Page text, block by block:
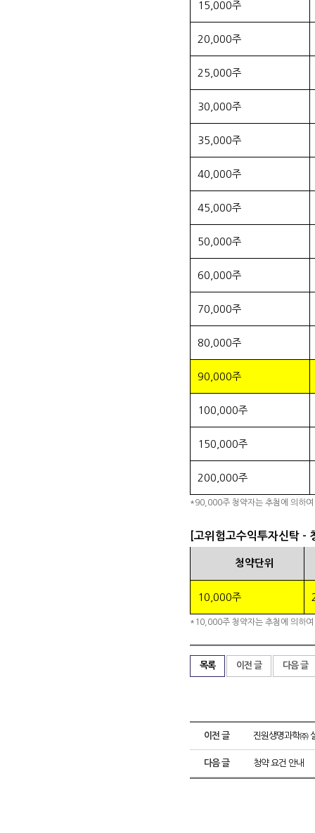
15,000주
20,000주
25,000주
30,000주
35,000주
40,000주
45,000주
50,000주
60,000주
70,000주
80,000주
90,000주
100,000주
150,000주
200,000주
*90,000주 청약자는 추첨에 의하
[고위험고수익투자신탁 -
청약단위
10,000주
*10,000주 청약자는 추첨에 의하
목록 이전 글 다음 글
이전 글 진원생명과학㈜
다음 글 청약 요건 안내